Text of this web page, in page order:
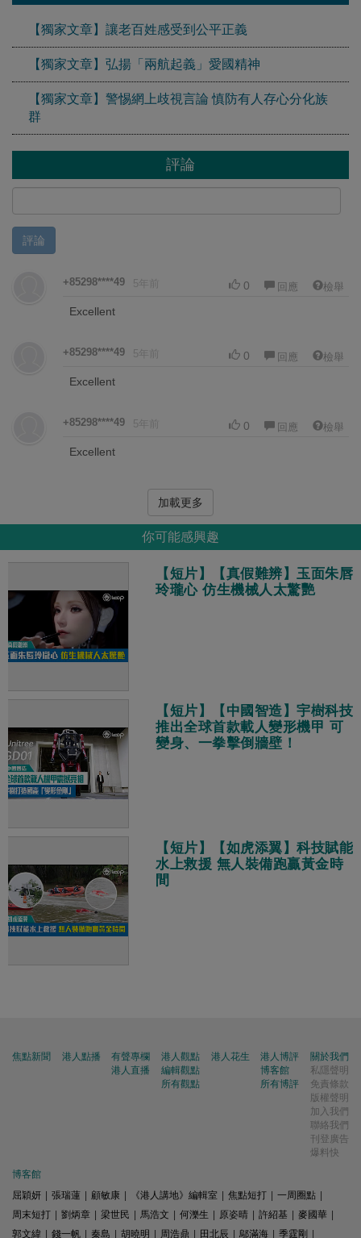
【獨家文章】讓老百姓感受到公平正義
【獨家文章】弘揚「兩航起義」愛國精神
【獨家文章】警惕網上歧視言論 慎防有人存心分化族
群
評論
評論
+85298****49 5年前 0 回應 檢舉
Excellent
+85298****49 5年前 0 回應 檢舉
Excellent
+85298****49 5年前 0 回應 檢舉
Excellent
加載更多
你可能感興趣
【短片】【真假難辨】玉面朱唇
玲瓏心 仿生機械人太驚艷
【短片】【中國智造】宇樹科技
推出全球首款載人變形機甲 可
變身、一拳擊倒牆壁！
【短片】【如虎添翼】科技賦能
水上救援 無人裝備跑贏黃金時
間
焦點新聞 港人點播
有聲專欄
港人直播
港人觀點
編輯觀點
所有觀點
港人花生
港人博評
博客館
所有博評
關於我們
私隱聲明
免責條款
版權聲明
加入我們
聯絡我們
刊登廣告
爆料快
博客館
屈穎妍
張瑞蓮 顧敏康 《港人講地》編輯室 焦點短打 一周圈點
周末短打
劉炳章 梁世民 馬浩文 何濼生 原姿晴 許紹基 麥國華
郭文緯
錢一帆 秦島 胡曉明 周浩鼎 田北辰 鄔滿海 季霆剛